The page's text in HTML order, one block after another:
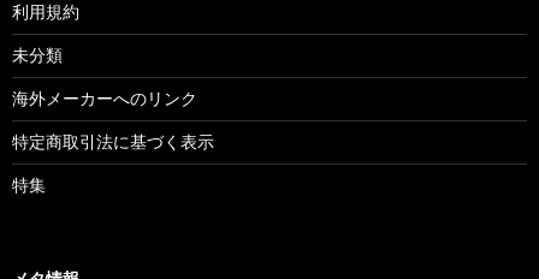
利用規約
未分類
海外メーカーへのリンク
特定商取引法に基づく表示
特集